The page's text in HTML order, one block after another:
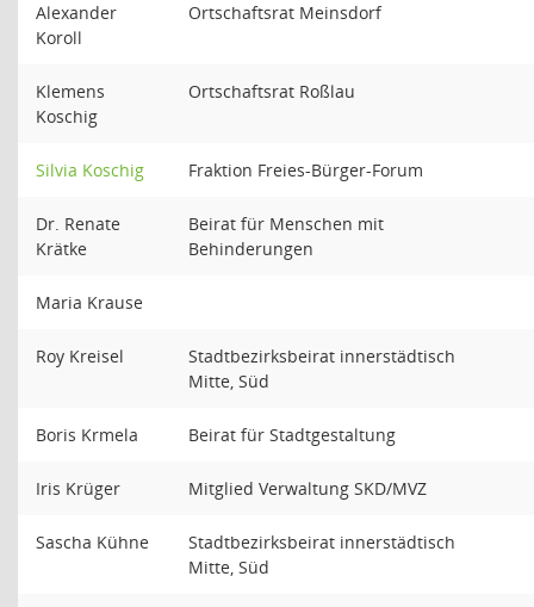
Alexander
Koroll
Ortschaftsrat Meinsdorf
Klemens
Koschig
Ortschaftsrat Roßlau
Silvia Koschig Fraktion Freies-Bürger-Forum
Dr. Renate
Krätke
Beirat für Menschen mit
Behinderungen
Maria Krause
Roy Kreisel
Stadtbezirksbeirat innerstädtisch
Mitte, Süd
Boris Krmela Beirat für Stadtgestaltung
Iris Krüger Mitglied Verwaltung SKD/MVZ
Sascha Kühne
Stadtbezirksbeirat innerstädtisch
Mitte, Süd